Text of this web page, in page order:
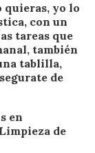
yo lo
con un
tareas que
también
tablilla,
de
en
de